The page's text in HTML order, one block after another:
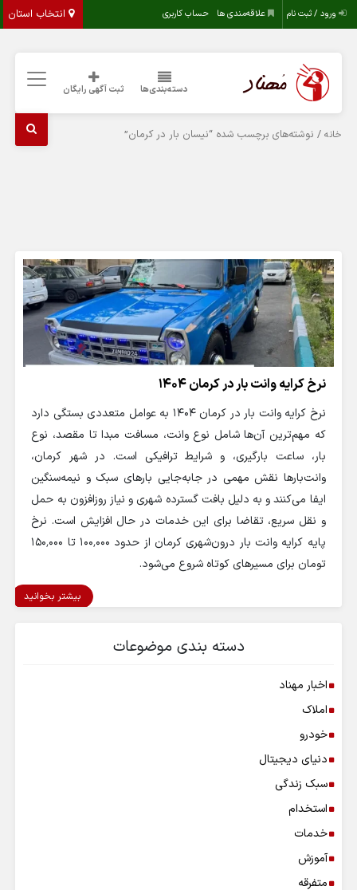
انتخاب استان ورود / ثبت نام علاقه‌مندی ها حساب کاربری
دسته‌بندی‌ها ثبت آگهی رایگان
خانه / نوشته‌های برچسب شده “نیسان بار در کرمان”
نرخ کرایه وانت بار در کرمان 1404
نرخ کرایه وانت بار در کرمان 1404 به عوامل متعددی بستگی دارد
که مهم‌ترین آن‌ها شامل نوع وانت، مسافت مبدا تا مقصد، نوع
بار، ساعت بارگیری، و شرایط ترافیکی است. در شهر کرمان،
وانت‌بارها نقش مهمی در جابه‌جایی بارهای سبک و نیمه‌سنگین
ایفا می‌کنند و به دلیل بافت گسترده شهری و نیاز روزافزون به حمل
و نقل سریع، تقاضا برای این خدمات در حال افزایش است. نرخ
پایه کرایه وانت بار درون‌شهری کرمان از حدود ۱۰۰٬۰۰۰ تا ۱۵۰٬۰۰۰
تومان برای مسیرهای کوتاه شروع می‌شود.
بیشتر بخوانید
دسته بندی موضوعات
اخبار مهناد
املاک
خودرو
دنیای دیجیتال
سبک زندگی
استخدام
خدمات
آموزش
متفرقه